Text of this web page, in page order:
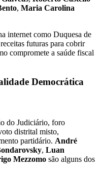
, Maria Carolina
internet como Duquesa de
futuras para cobrir
compromete a saúde fiscal
Democrática
do Judiciário, foro
distrital misto,
partidário. André
, Luan
Mezzomo são alguns dos